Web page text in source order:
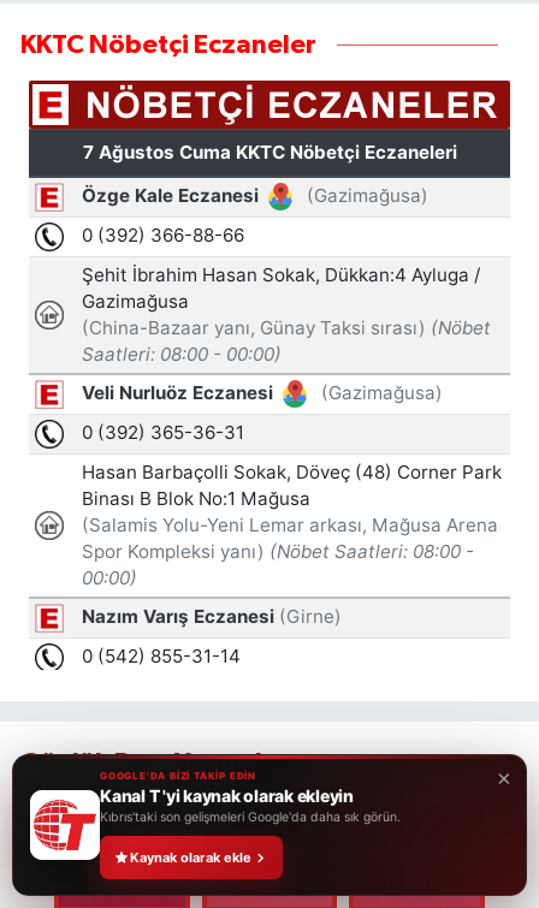
KKTC Nöbetçi Eczaneler
Günlük Burç Yorumları
×
GOOGLE'DA BİZİ TAKİP EDİN
Kanal T 'yi kaynak olarak ekleyin
Kıbrıs'taki son gelişmeleri Google'da daha sık görün.
Kaynak olarak ekle